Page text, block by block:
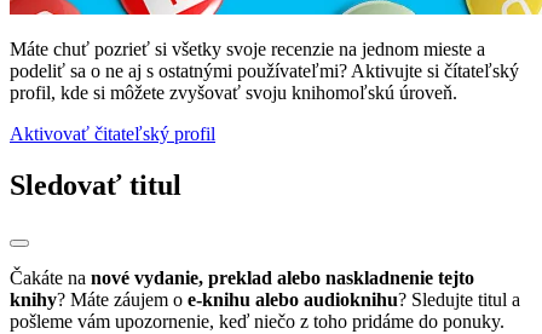
Máte chuť pozrieť si všetky svoje recenzie na jednom mieste a
podeliť sa o ne aj s ostatnými používateľmi? Aktivujte si čítateľský
profil, kde si môžete zvyšovať svoju knihomoľskú úroveň.
Aktivovať čitateľský profil
Sledovať titul
Čakáte na nové vydanie, preklad alebo naskladnenie tejto
knihy? Máte záujem o e-knihu alebo audioknihu? Sledujte titul a
pošleme vám upozornenie, keď niečo z toho pridáme do ponuky.